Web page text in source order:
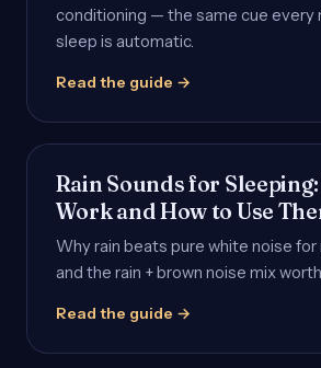
conditioning — the same cue every
sleep is automatic.
Read the guide →
Rain Sounds for
Work and How to Use
Why rain beats pure white noise
and the rain + brown noise mix
Read the guide →